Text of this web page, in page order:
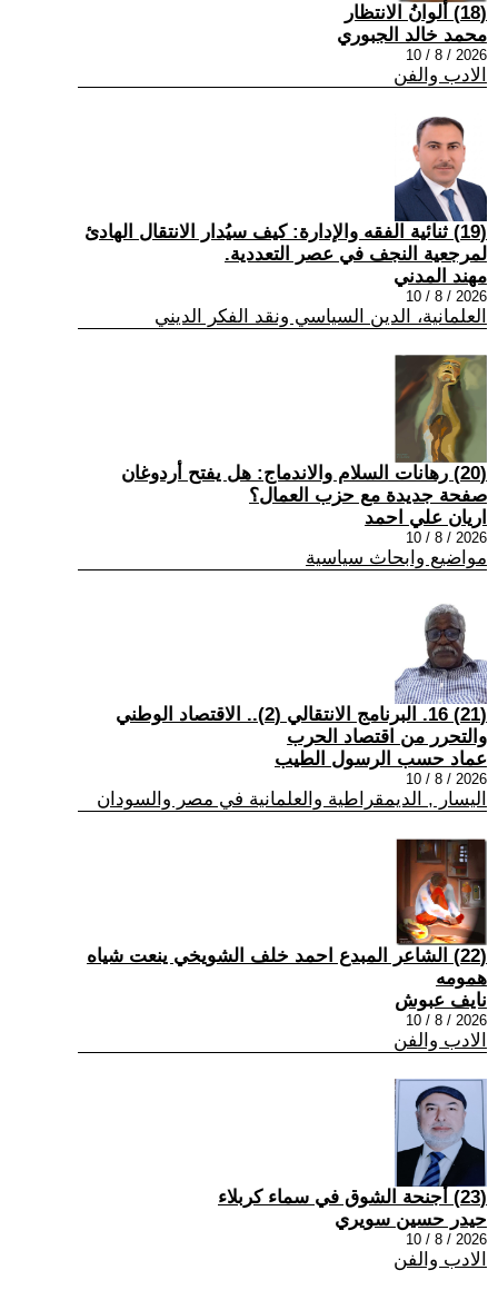
(18) ألوانُ الانتظار
محمد خالد الجبوري
2026 / 8 / 10
الادب والفن
(19) ثنائية الفقه والإدارة: كيف سيُدار الانتقال الهادئ
لمرجعية النجف في عصر التعددية.
مهند المدني
2026 / 8 / 10
العلمانية، الدين السياسي ونقد الفكر الديني
(20) رهانات السلام والاندماج: هل يفتح أردوغان
صفحة جديدة مع حزب العمال؟
اريان علي احمد
2026 / 8 / 10
مواضيع وابحاث سياسية
(21) 16. البرنامج الانتقالي (2).. الاقتصاد الوطني
والتحرر من اقتصاد الحرب
عماد حسب الرسول الطيب
2026 / 8 / 10
اليسار , الديمقراطية والعلمانية في مصر والسودان
(22) الشاعر المبدع احمد خلف الشويخي ينعت شياه
همومه
نايف عبوش
2026 / 8 / 10
الادب والفن
(23) أجنحة الشوق في سماء كربلاء
حيدر حسين سويري
2026 / 8 / 10
الادب والفن